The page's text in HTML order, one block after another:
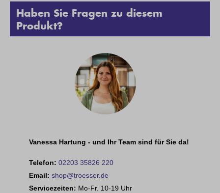
Haben Sie Fragen zu diesem
Produkt?
Vanessa Hartung - und Ihr Team sind für Sie da!
Telefon: 02203 35826 220
Email: shop@troesser.de
Servicezeiten: Mo-Fr. 10-19 Uhr